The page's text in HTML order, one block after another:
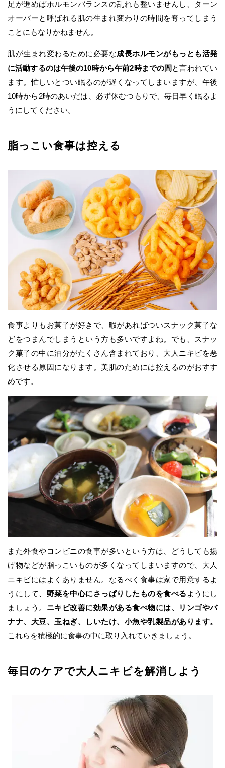
足が進めばホルモンバランスの乱れも整いませんし、ターン
オーバーと呼ばれる肌の生まれ変わりの時間を奪ってしまう
ことにもなりかねません。
肌が生まれ変わるために必要な成長ホルモンがもっとも活発
に活動するのは午後の10時から午前2時までの間 と言われてい
ます。忙しいとつい眠るのが遅くなってしまいますが、午後
10時から2時のあいだは、必ず休むつもりで、毎日早く眠るよ
うにしてください。
脂っこい食事は控える
食事よりもお菓子が好きで、暇があればついスナック菓子な
どをつまんでしまうという方も多いですよね。でも、スナッ
ク菓子の中に油分がたくさん含まれており、大人ニキビを悪
化させる原因になります。美肌のためには控えるのがおすす
めです。
また外食やコンビニの食事が多いという方は、どうしても揚
げ物などが脂っこいものが多くなってしまいますので、大人
ニキビにはよくありません。なるべく食事は家で用意するよ
うにして、 野菜を中心にさっぱりしたものを食べる ようにし
ましょう。 ニキビ改善に効果がある食べ物には、リンゴやバ
ナナ、大豆、玉ねぎ、しいたけ、小魚や乳製品があります。
これらを積極的に食事の中に取り入れていきましょう。
毎日のケアで大人ニキビを解消しよう